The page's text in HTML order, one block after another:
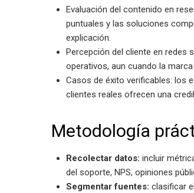
Evaluación del contenido en
puntuales y las soluciones
explicación.
Percepción del cliente en redes
operativos, aun cuando la
Casos de éxito verificables: los
clientes reales ofrecen una
Metodología
Recolectar datos: incluir
del soporte, NPS, opiniones
Segmentar fuentes: clasificar